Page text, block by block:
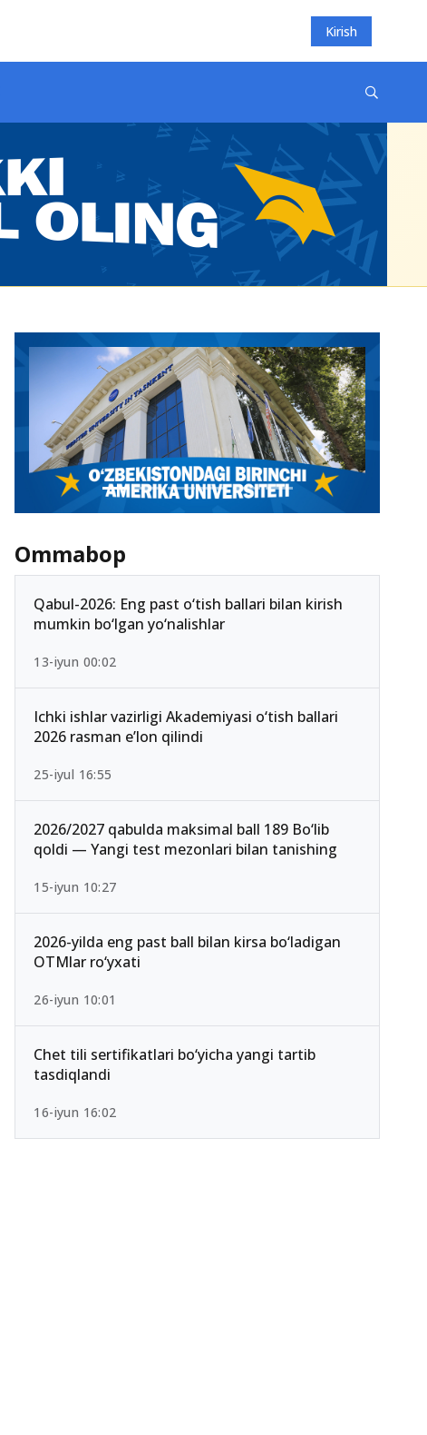
Kirish
Ommabop
Qabul-2026: Eng past o‘tish ballari bilan kirish
mumkin bo‘lgan yo‘nalishlar
13-iyun 00:02
Ichki ishlar vazirligi Akademiyasi o‘tish ballari
2026 rasman e’lon qilindi
25-iyul 16:55
2026/2027 qabulda maksimal ball 189 Bo‘lib
qoldi — Yangi test mezonlari bilan tanishing
15-iyun 10:27
2026-yilda eng past ball bilan kirsa bo‘ladigan
OTMlar ro‘yxati
26-iyun 10:01
Chet tili sertifikatlari bo‘yicha yangi tartib
tasdiqlandi
16-iyun 16:02